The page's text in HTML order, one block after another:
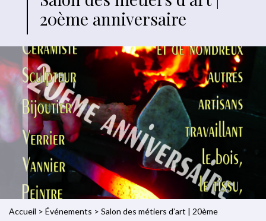
20ème anniversaire
Accueil > Événements > Salon des métiers d’art | 20ème